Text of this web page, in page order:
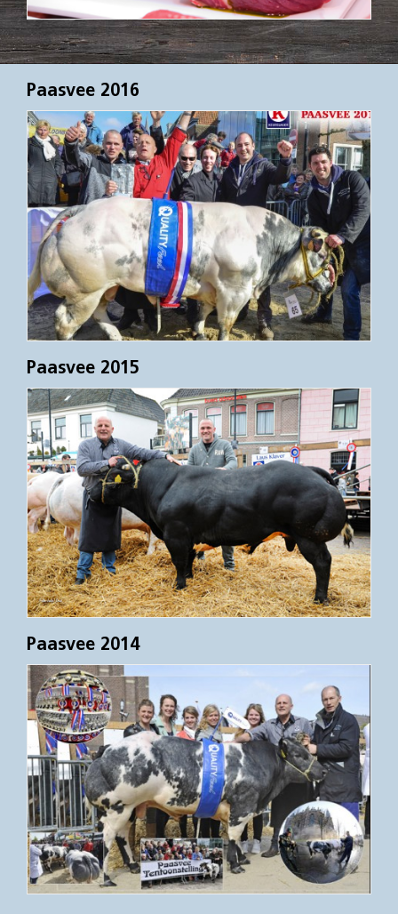
Paasvee 2016
Paasvee 2015
Paasvee 2014